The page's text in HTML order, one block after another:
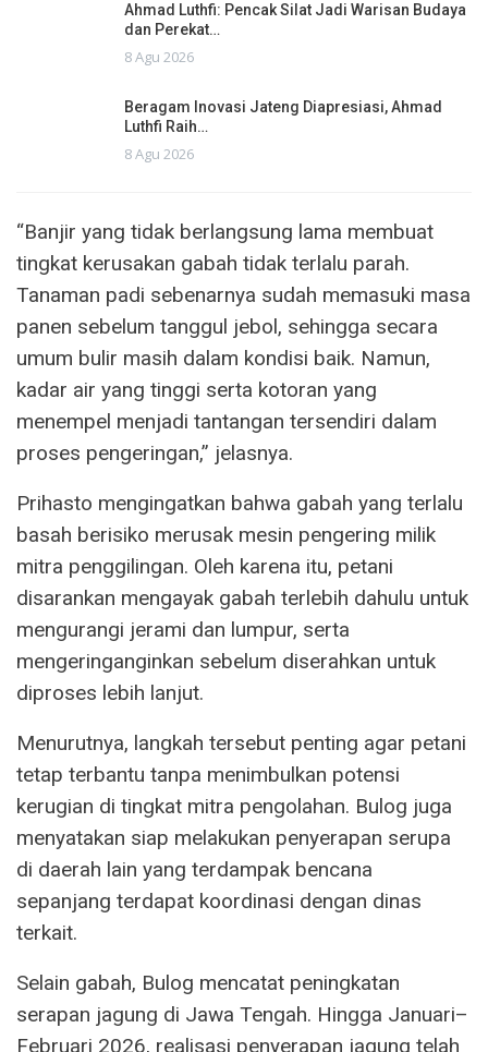
Ahmad Luthfi: Pencak Silat Jadi Warisan Budaya
dan Perekat…
8 Agu 2026
Beragam Inovasi Jateng Diapresiasi, Ahmad
Luthfi Raih…
8 Agu 2026
“Banjir yang tidak berlangsung lama membuat
tingkat kerusakan gabah tidak terlalu parah.
Tanaman padi sebenarnya sudah memasuki masa
panen sebelum tanggul jebol, sehingga secara
umum bulir masih dalam kondisi baik. Namun,
kadar air yang tinggi serta kotoran yang
menempel menjadi tantangan tersendiri dalam
proses pengeringan,” jelasnya.
Prihasto mengingatkan bahwa gabah yang terlalu
basah berisiko merusak mesin pengering milik
mitra penggilingan. Oleh karena itu, petani
disarankan mengayak gabah terlebih dahulu untuk
mengurangi jerami dan lumpur, serta
mengeringanginkan sebelum diserahkan untuk
diproses lebih lanjut.
Menurutnya, langkah tersebut penting agar petani
tetap terbantu tanpa menimbulkan potensi
kerugian di tingkat mitra pengolahan. Bulog juga
menyatakan siap melakukan penyerapan serupa
di daerah lain yang terdampak bencana
sepanjang terdapat koordinasi dengan dinas
terkait.
Selain gabah, Bulog mencatat peningkatan
serapan jagung di Jawa Tengah. Hingga Januari–
Februari 2026, realisasi penyerapan jagung telah